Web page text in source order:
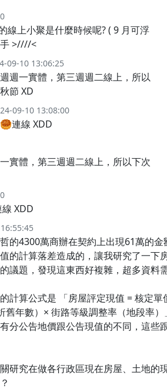
線上小聚是什麼時候呢? ( 9 月可浮
>////<
09-10 13:06:25
週一實體，第三週週二線上，所以
節 XD
09-10 13:08:00
連線 XDD
實體，第三週週二線上，所以下次
XDD
16:55:45
的4300萬商辦在契約上出現61萬的金
的計算落差造成的，讓我研究了一下
議題，發現這東西好複雜，超多資料
計算公式是 「房屋評定現值 = 核定單
舊年數）× 街路等級調整率（地段率）
分公告地價跟公告現值的不同，這些
研究在做各行政區現在房屋、土地的